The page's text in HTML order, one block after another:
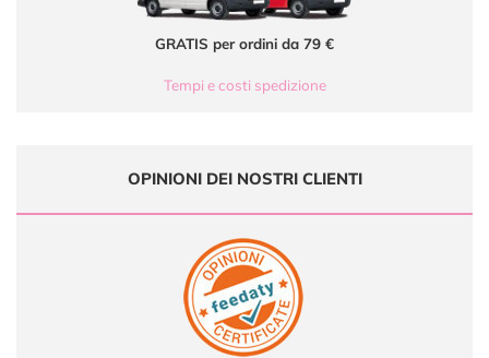
GRATIS per ordini da 79 €
Tempi e costi spedizione
OPINIONI DEI NOSTRI CLIENTI